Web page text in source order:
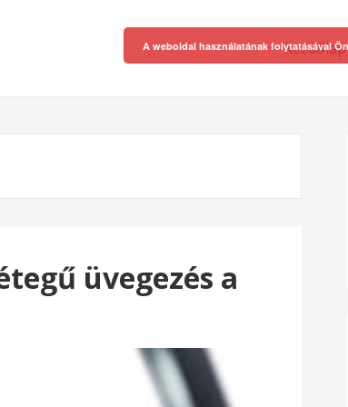
Kezdőlap
üvegezés a
A weboldal használatának folytatásával